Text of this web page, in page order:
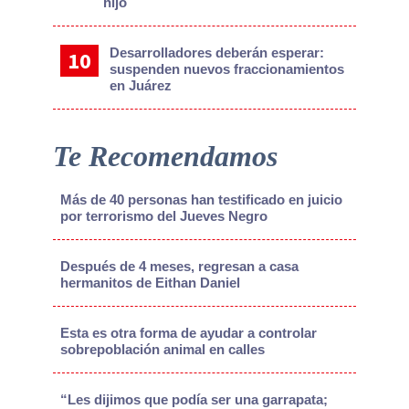
Desarrolladores deberán esperar:
suspenden nuevos fraccionamientos
en Juárez
Te Recomendamos
Más de 40 personas han testificado en juicio
por terrorismo del Jueves Negro
Después de 4 meses, regresan a casa
hermanitos de Eithan Daniel
Esta es otra forma de ayudar a controlar
sobrepoblación animal en calles
“Les dijimos que podía ser una garrapata;